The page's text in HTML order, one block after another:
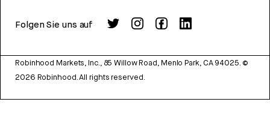
Folgen Sie uns auf
Robinhood Markets, Inc., 85 Willow Road, Menlo Park, CA 94025. ©
2026 Robinhood. All rights reserved.